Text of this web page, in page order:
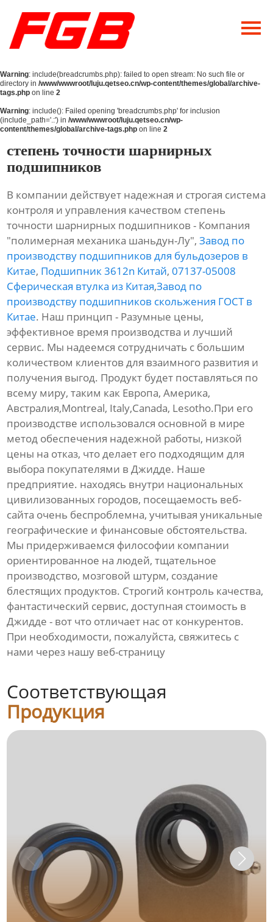
Главная
О Нас
Продукция
Новости
Warning: include(breadcrumbs.php): failed to open stream: No such file or
directory in /www/wwwroot/luju.qetseo.cn/wp-content/themes/global/archive-
tags.php on line 2
Warning: include(): Failed opening 'breadcrumbs.php' for inclusion
(include_path='.:') in /www/wwwroot/luju.qetseo.cn/wp-
content/themes/global/archive-tags.php on line 2
степень точности шарнирных
подшипников
В компании действует надежная и строгая система
контроля и управления качеством степень
точности шарнирных подшипников - Компания
"полимерная механика шаньдун-Лу",Завод по
производству подшипников для бульдозеров в
Китае, Подшипник 3612n Китай,07137-05008
Сферическая втулка из Китая,Завод по
производству подшипников скольжения ГОСТ в
Китае. Наш принцип - Разумные цены,
эффективное время производства и лучший
сервис. Мы надеемся сотрудничать с большим
количеством клиентов для взаимного развития и
получения выгод. Продукт будет поставляться по
всему миру, таким как Европа, Америка,
Австралия,Montreal, Italy,Canada, Lesotho.При его
производстве использовался основной в мире
метод обеспечения надежной работы, низкой
цены на отказ, что делает его подходящим для
выбора покупателями в Джидде. Наше
предприятие. находясь внутри национальных
цивилизованных городов, посещаемость веб-
сайта очень беспроблемна, учитывая уникальные
географические и финансовые обстоятельства.
Мы придерживаемся философии компании
ориентированное на людей, тщательное
производство, мозговой штурм, создание
блестящих продуктов. Строгий контроль качества,
фантастический сервис, доступная стоимость в
Джидде - вот что отличает нас от конкурентов.
При необходимости, пожалуйста, свяжитесь с
нами через нашу веб-страницу
Соответствующая
Продукция